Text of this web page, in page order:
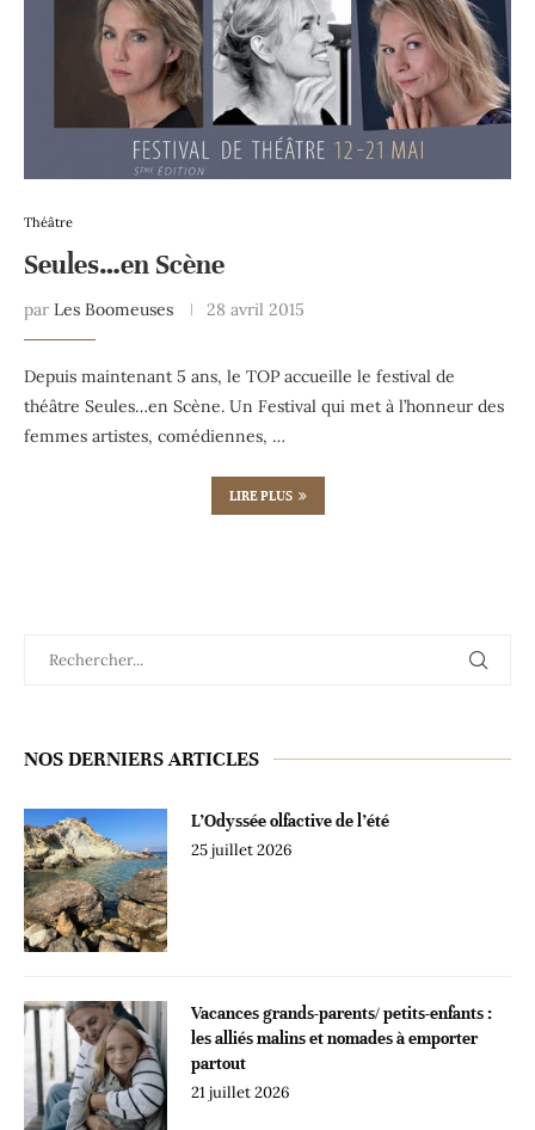
Théâtre
Seules…en Scène
par Les Boomeuses 28 avril 2015
Depuis maintenant 5 ans, le TOP accueille le festival de
théâtre Seules…en Scène. Un Festival qui met à l’honneur des
femmes artistes, comédiennes, …
LIRE PLUS
NOS DERNIERS ARTICLES
L’Odyssée olfactive de l’été
25 juillet 2026
Vacances grands-parents/ petits-enfants :
les alliés malins et nomades à emporter
partout
21 juillet 2026